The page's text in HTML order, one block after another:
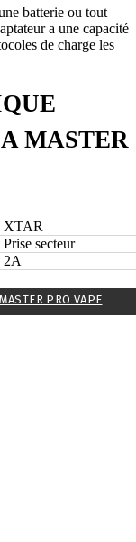
batterie ou tout
a une capacité
de charge les
MASTER
XTAR
Prise secteur
2A
PRO VAPE